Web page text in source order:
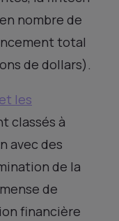
nombre de
total
de dollars).
les
classés à
avec des
de la
de
financière